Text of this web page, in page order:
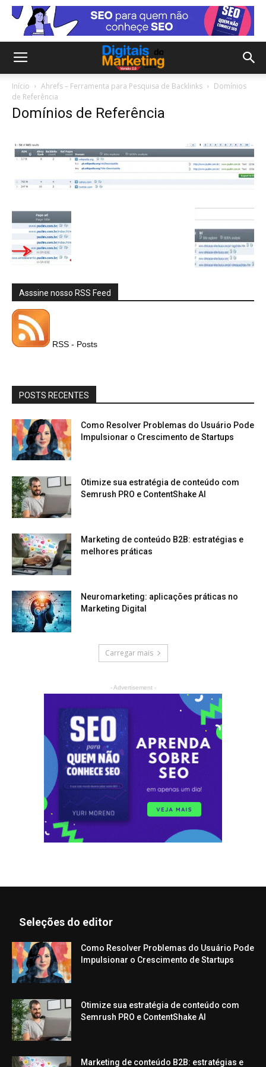
Início Ahrefs – Ferramenta para Pesquisa de Backlinks
Domínios
de Referência
Domínios de Referência
Asssine nosso RSS Feed
RSS - Posts
POSTS RECENTES
Como Resolver Problemas do Usuário Pode
Impulsionar o Crescimento de Startups
Otimize sua estratégia de conteúdo com
Semrush PRO e ContentShake AI
Marketing de conteúdo B2B: estratégias e
melhores práticas
Neuromarketing: aplicações práticas no
Marketing Digital
Carregar mais
- Advertisement -
Seleções do editor
Como Resolver Problemas do Usuário Pode
Impulsionar o Crescimento de Startups
Otimize sua estratégia de conteúdo com
Semrush PRO e ContentShake AI
Marketing de conteúdo B2B: estratégias e